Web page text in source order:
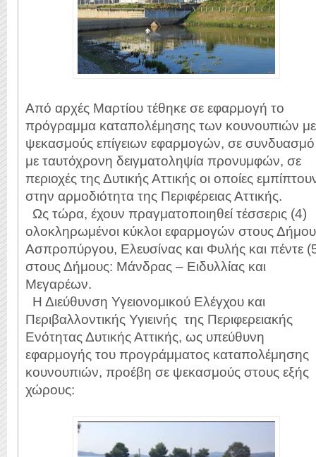
Από αρχές Μαρτίου τέθηκε σε εφαρμογή το
πρόγραμμα καταπολέμησης των κουνουπιών με
ψεκασμούς επίγειων εφαρμογών, σε συνδυασμό
με ταυτόχρονη δειγματοληψία προνυμφών, σε
περιοχές της Δυτικής Αττικής οι οποίες
στην αρμοδιότητα της Περιφέρειας Αττικής.
Ως τώρα, έχουν πραγματοποιηθεί τέσσερις (4)
ολοκληρωμένοι κύκλοι εφαρμογών στους
Ασπροπύργου, Ελευσίνας και Φυλής και πέντε
στους Δήμους: Μάνδρας – Ειδυλλίας και
Μεγαρέων.
Η Διεύθυνση Υγειονομικού Ελέγχου και
Περιβαλλοντικής Υγιεινής της Περιφερειακής
Ενότητας Δυτικής Αττικής, ως υπεύθυνη
εφαρμογής του προγράμματος καταπολέμησης
κουνουπιών, προέβη σε ψεκασμούς στους εξής
χώρους: